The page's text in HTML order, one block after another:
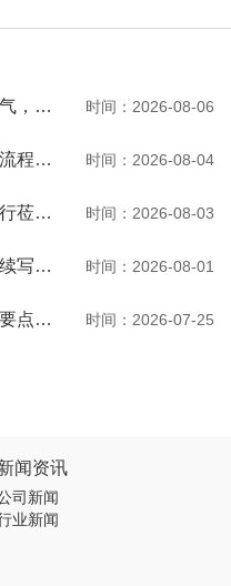
窗户别乱换！推拉窗实现全屋换气，观景通风两不误 时间：2026-08-06
新手换窗指南，门窗入户安装全流程一次性讲清 时间：2026-08-04
海口国家高新区工委书记李杉一行莅临河南贝迪考察交流 时间：2026-08-03
致敬八一：从军营到贝迪，他们续写荣光 时间：2026-08-01
解决推拉门变形卡顿漏风！避坑要点与选购秘诀 时间：2026-07-25
闻资讯
司新闻
业新闻